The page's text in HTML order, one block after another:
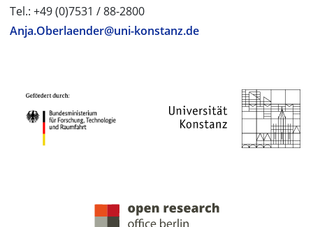
Tel.: +49 (0)7531 / 88-2800
Anja.Oberlaender@uni-konstanz.de